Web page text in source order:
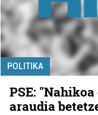
POLITIKA
PSE:
araudia